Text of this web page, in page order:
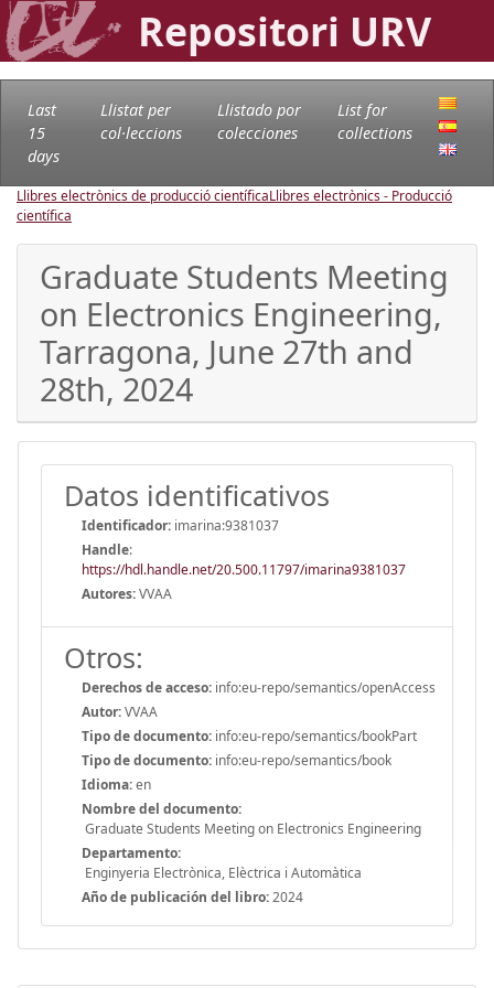
Repositori URV
Last
15
days
Llistat per
col·leccions
Llistado por
colecciones
List for
collections
Llibres electrònics de producció científicaLlibres electrònics - Producció
científica
Graduate Students Meeting
on Electronics Engineering,
Tarragona, June 27th and
28th, 2024
Datos identificativos
Identificador: imarina:9381037
Handle:
https://hdl.handle.net/20.500.11797/imarina9381037
Autores:VVAA
Otros:
Derechos de acceso: info:eu-repo/semantics/openAccess
Autor:VVAA
Tipo de documento: info:eu-repo/semantics/bookPart
Tipo de documento: info:eu-repo/semantics/book
Idioma:en
Nombre del documento:
Graduate Students Meeting on Electronics Engineering
Departamento:
Enginyeria Electrònica, Elèctrica i Automàtica
Año de publicación del libro:2024